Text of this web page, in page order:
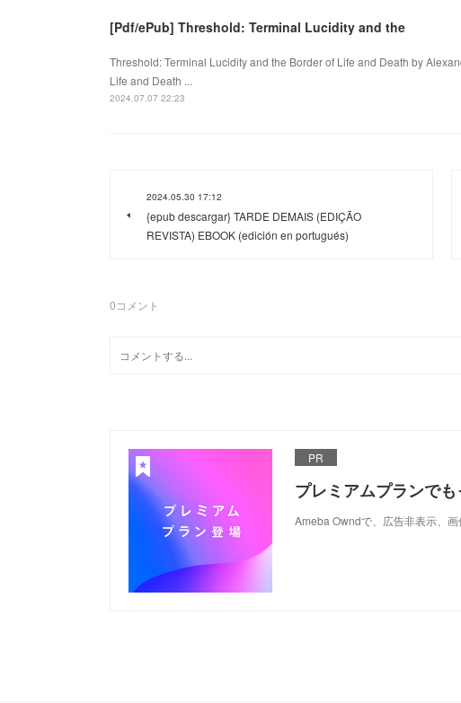
[Pdf/ePub] Threshold: Terminal Lucidity and the
Threshold: Terminal Lucidity and the Border of Life and Death by
Life and Death ...
2024.07.07 22:23
2024.05.30 17:12
{epub descargar} TARDE DEMAIS (EDIÇÃO
REVISTA) EBOOK (edición en portugués)
0コメント
PR
プレミアムプランで
Ameba Owndで、広告非表示、画